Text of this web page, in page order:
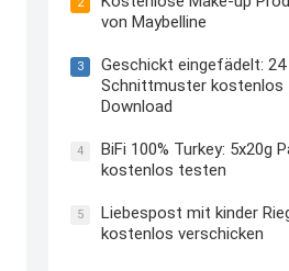
von Maybelline
3
Geschickt eingefädelt: 24
Schnittmuster kostenlos
Download
4
BiFi 100% Turkey: 5x20g
kostenlos testen
5
Liebespost mit kinder
kostenlos verschicken